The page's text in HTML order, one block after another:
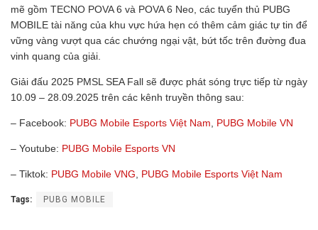
mẽ gồm TECNO POVA 6 và POVA 6 Neo, các tuyển thủ PUBG
MOBILE tài năng của khu vực hứa hẹn có thêm cảm giác tự tin để
vững vàng vượt qua các chướng ngại vật, bứt tốc trên đường đua
vinh quang của giải.
Giải đấu 2025 PMSL SEA Fall sẽ được phát sóng trực tiếp từ ngày
10.09 – 28.09.2025 trên các kênh truyền thông sau:
– Facebook: PUBG Mobile Esports Việt Nam PUBG Mobile VN
– Youtube: PUBG Mobile Esports VN
– Tiktok: PUBG Mobile VNG PUBG Mobile Esports Việt Nam
Tags: PUBG MOBILE